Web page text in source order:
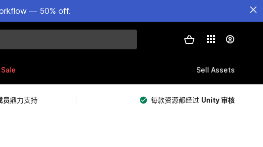
— 50% off.
Sale Sell Assets
员鼎力支持 每款资源都经过 Unity 审核